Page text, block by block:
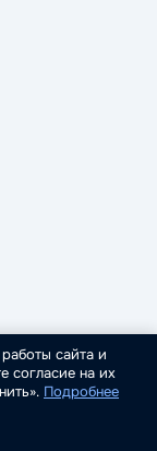
сайта и
согласие на их
Подробнее